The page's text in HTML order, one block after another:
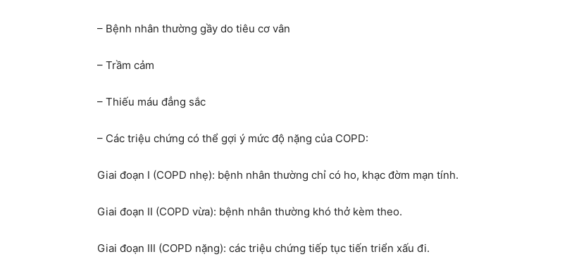
– Bệnh nhân thường gầy do tiêu cơ vân
– Trầm cảm
– Thiếu máu đẳng sắc
– Các triệu chứng có thể gợi ý mức độ nặng của COPD:
Giai đoạn I (COPD nhẹ): bệnh nhân thường chỉ có ho, khạc đờm mạn tính.
Giai đoạn II (COPD vừa): bệnh nhân thường khó thở kèm theo.
Giai đoạn III (COPD nặng): các triệu chứng tiếp tục tiến triển xấu đi.